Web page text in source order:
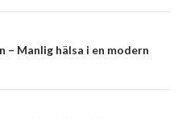
Manlig hälsa i en modern